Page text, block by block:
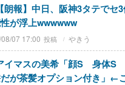
【朗報】中日、阪神3タテでセ
が浮上wwwwww
07 17:00 やきう
イマスの美希「顔S 身体
が茶髪オプション付き」←